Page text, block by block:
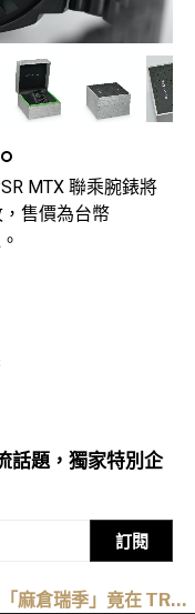
MTX 聯乘腕錶將
售價為台幣
話題，獨家特別企
訂閱
麻倉瑞季」竟在 TRE